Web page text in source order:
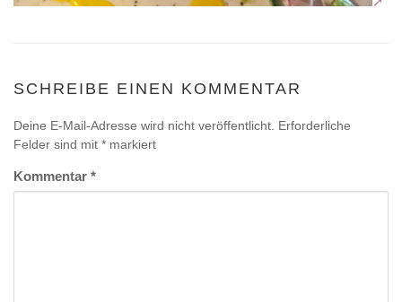
SCHREIBE EINEN KOMMENTAR
Deine E-Mail-Adresse wird nicht veröffentlicht. Erforderliche
Felder sind mit * markiert
Kommentar *